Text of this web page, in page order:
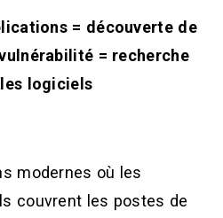
= découverte de
= recherche
logiciels
modernes où les
couvrent les postes de